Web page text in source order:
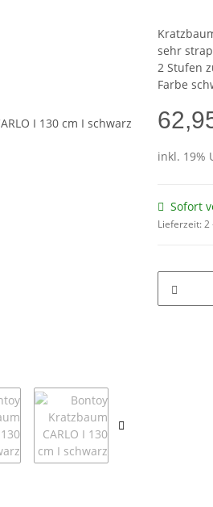
sehr
2 Stufen
Farbe
inkl. 19%
Sofort
Lieferzeit:2